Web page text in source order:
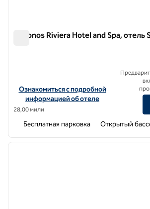
Mykonos Riviera Hotel and Spa, отель
Посмотреть информацию об отеле
Ознакомиться с подробной
информацией об отеле
28,00 мили
Бесплатная парковка Открытый
1 из 11